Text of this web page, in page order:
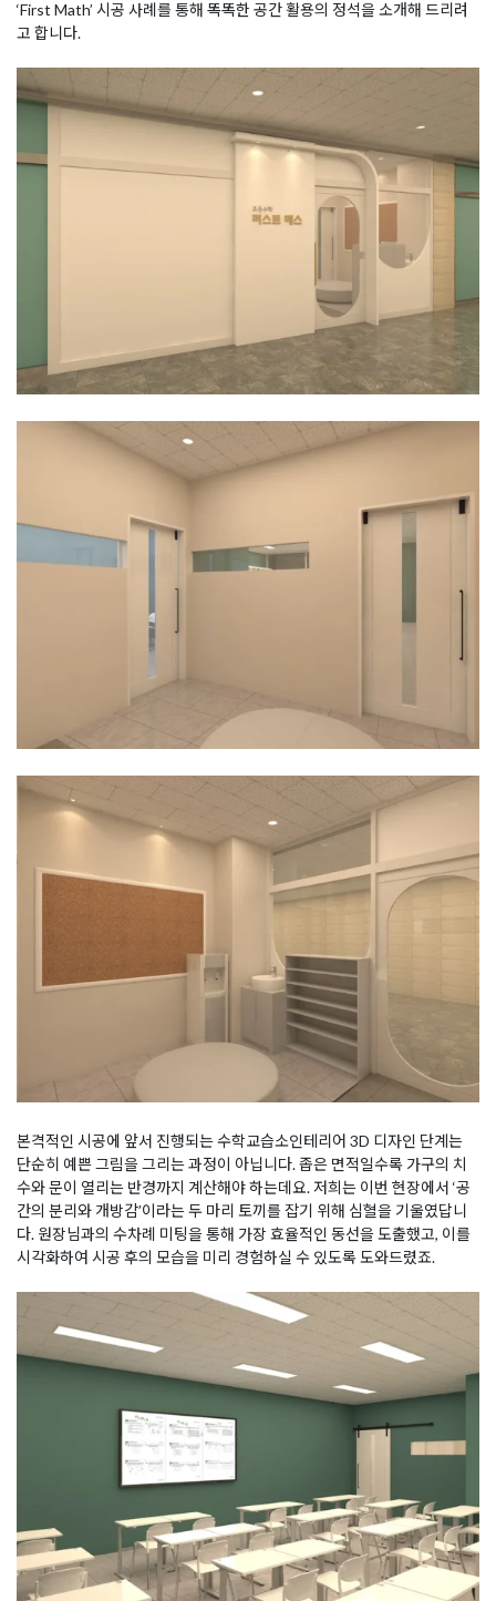
‘First Math’ 시공 사례를 통해 똑똑한 공간 활용의 정석을 소개해 드리려
고 합니다.
본격적인 시공에 앞서 진행되는 수학교습소인테리어 3D 디자인 단계는
단순히 예쁜 그림을 그리는 과정이 아닙니다. 좁은 면적일수록 가구의 치
수와 문이 열리는 반경까지 계산해야 하는데요. 저희는 이번 현장에서 ‘공
간의 분리와 개방감’이라는 두 마리 토끼를 잡기 위해 심혈을 기울였답니
다. 원장님과의 수차례 미팅을 통해 가장 효율적인 동선을 도출했고, 이를
시각화하여 시공 후의 모습을 미리 경험하실 수 있도록 도와드렸죠.